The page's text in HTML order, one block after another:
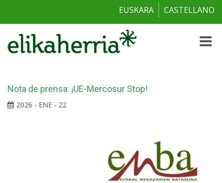
EUSKARA CASTELLANO
Toggle
Nota de prensa: ¡UE-Mercosur Stop!
2026 - ENE - 22